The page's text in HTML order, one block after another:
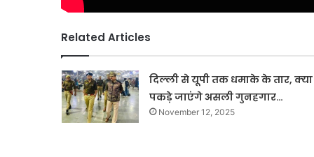
Related Articles
दिल्ली से यूपी तक धमाके के तार, क्या
पकड़े जाएंगे असली गुनहगार…
November 12, 2025